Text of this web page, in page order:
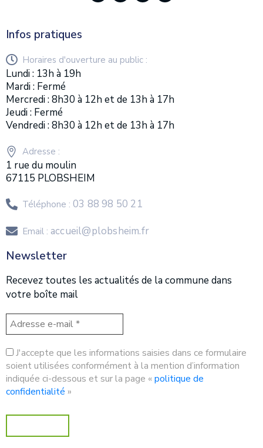
Infos pratiques
Horaires d'ouverture au public :
Lundi : 13h à 19h
Mardi : Fermé
Mercredi : 8h30 à 12h et de 13h à 17h
Jeudi : Fermé
Vendredi : 8h30 à 12h et de 13h à 17h
Adresse :
1 rue du moulin
67115 PLOBSHEIM
Téléphone : 03 88 98 50 21
Email : accueil@plobsheim.fr
Newsletter
Recevez toutes les actualités de la commune dans
votre boîte mail
J'accepte que les informations saisies dans ce formulaire
soient utilisées conformément à la mention d’information
indiquée ci-dessous et sur la page «politique de
confidentialité »